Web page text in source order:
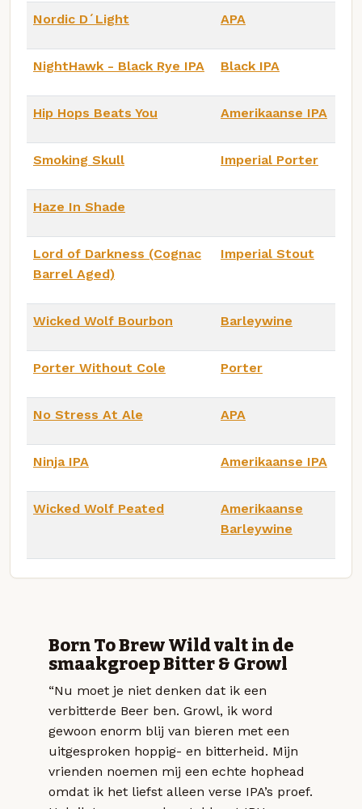
Nordic D´Light APA
NightHawk - Black Rye IPA Black IPA
Hip Hops Beats You Amerikaanse IPA
Smoking Skull Imperial Porter
Haze In Shade
Lord of Darkness (Cognac
Barrel Aged)
Imperial Stout
Wicked Wolf Bourbon Barleywine
Porter Without Cole Porter
No Stress At Ale APA
Ninja IPA Amerikaanse IPA
Wicked Wolf Peated
Amerikaanse
Barleywine
Born To Brew Wild valt in de
smaakgroep Bitter & Growl
“Nu moet je niet denken dat ik een
verbitterde Beer ben. Growl, ik word
gewoon enorm blij van bieren met een
uitgesproken hoppig- en bitterheid. Mijn
vrienden noemen mij een echte hophead
omdat ik het liefst alleen verse IPA’s proef.